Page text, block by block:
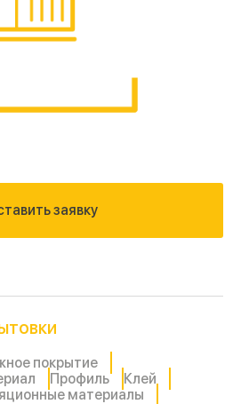
заявку
покрытие
Профиль
Клей
материалы